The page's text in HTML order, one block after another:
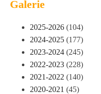
Galerie
2025-2026 (104)
2024-2025 (177)
2023-2024 (245)
2022-2023 (228)
2021-2022 (140)
2020-2021 (45)